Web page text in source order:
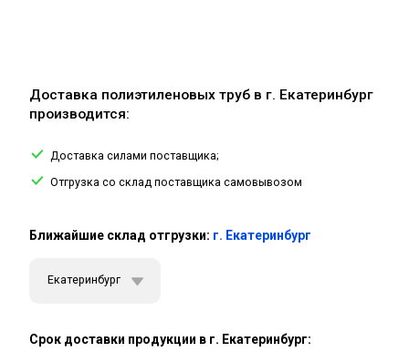
Доставка полиэтиленовых труб в г. Екатеринбург
производится:
Доставка силами поставщика;
Отгрузка со склад поставщика самовывозом
Ближайшие склад отгрузки: г. Екатеринбург
Екатеринбург
Срок доставки продукции в г. Екатеринбург: